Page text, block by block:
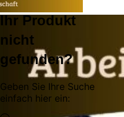
Ihr Produkt
nicht
gefunden?
Geben Sie Ihre Suche
einfach hier ein: